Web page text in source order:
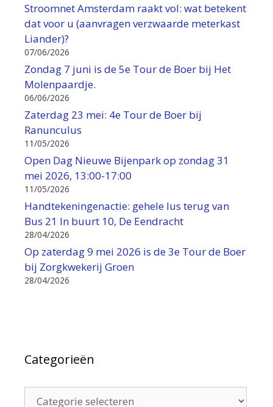
Stroomnet Amsterdam raakt vol: wat betekent
dat voor u (aanvragen verzwaarde meterkast
Liander)?
07/06/2026
Zondag 7 juni is de 5e Tour de Boer bij Het
Molenpaardje.
06/06/2026
Zaterdag 23 mei: 4e Tour de Boer bij
Ranunculus
11/05/2026
Open Dag Nieuwe Bijenpark op zondag 31
mei 2026, 13:00-17:00
11/05/2026
Handtekeningenactie: gehele lus terug van
Bus 21 In buurt 10, De Eendracht
28/04/2026
Op zaterdag 9 mei 2026 is de 3e Tour de Boer
bij Zorgkwekerij Groen
28/04/2026
Categorieën